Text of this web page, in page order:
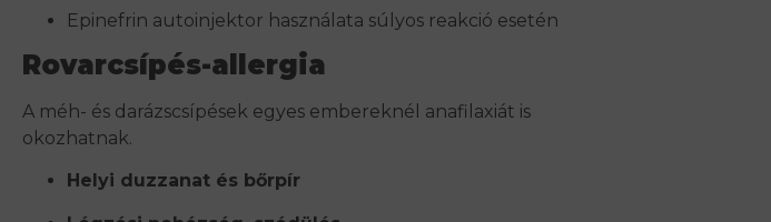
Epinefrin autoinjektor használata súlyos reakció esetén
Rovarcsípés-allergia
A méh- és darázscsípések egyes embereknél anafilaxiát is
okozhatnak.
Helyi duzzanat és bőrpír